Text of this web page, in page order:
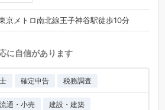
京メトロ南北線王子神谷駅徒歩10分
に自信があります
確定申告 税務調査
流通・小売
建設・建築